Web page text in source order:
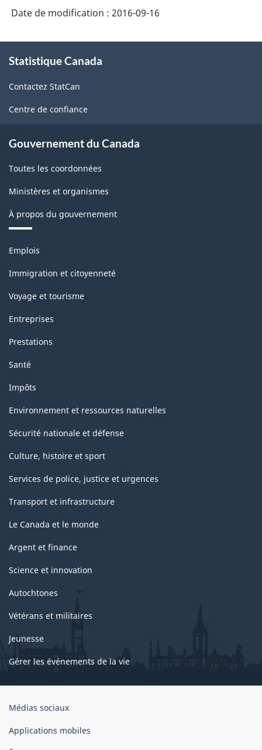
Date de modification : 2016-09-16
propos
ce
site
Statistique Canada
Contactez StatCan
Centre de confiance
Gouvernement du Canada
Toutes les coordonnées
Ministères et organismes
À propos du gouvernement
Thèmes
sujets
Emplois
Immigration et citoyenneté
Voyage et tourisme
Entreprises
Prestations
Santé
Impôts
Environnement et ressources naturelles
Sécurité nationale et défense
Culture, histoire et sport
Services de police, justice et urgences
Transport et infrastructure
Le Canada et le monde
Argent et finance
Science et innovation
Autochtones
Vétérans et militaires
Jeunesse
Gérer les événements de la vie
Organisation
gouvernement
Médias sociaux
Applications mobiles